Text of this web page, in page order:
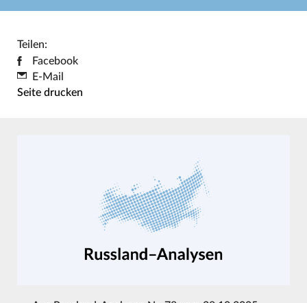
Teilen:
Facebook
E-Mail
Seite drucken